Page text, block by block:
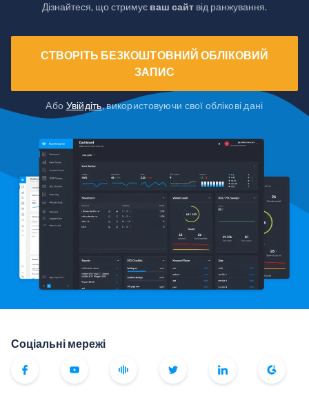
Дізнайтеся, що стримує ваш сайт від ранжування.
СТВОРІТЬ БЕЗКОШТОВНИЙ ОБЛІКОВИЙ
ЗАПИС
Або Увійдіть, використовуючи свої облікові дані
Соціальні мережі